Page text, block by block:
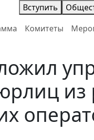
Вступить
Комитеты
из